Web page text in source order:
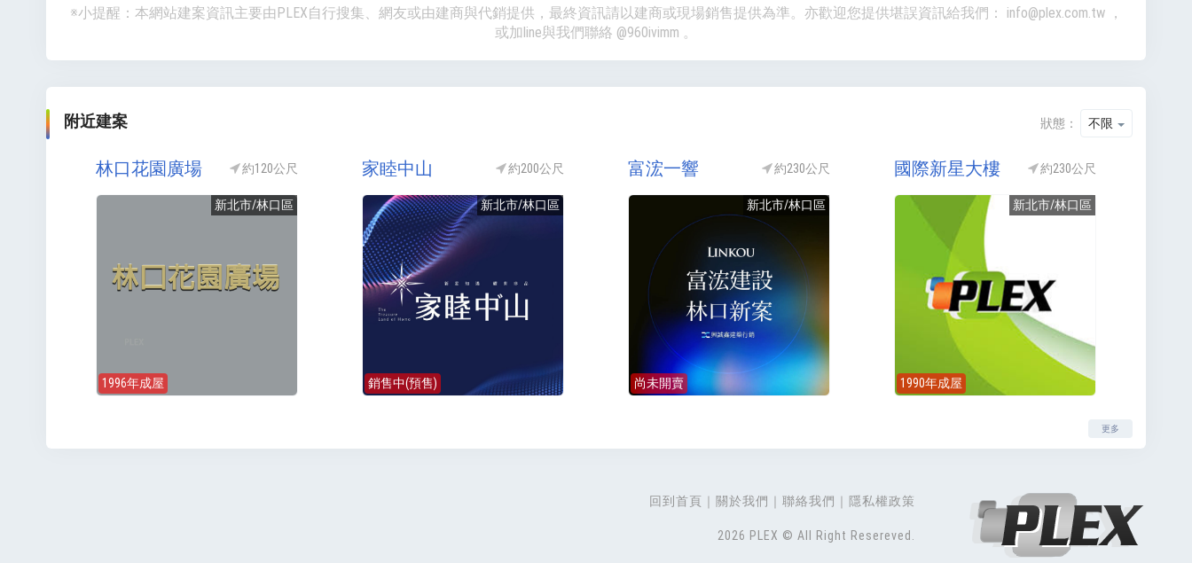
※小提醒：本網站建案資訊主要由PLEX自行搜集、網友或由建商與代銷提供，最終資訊請以建商或現場銷售提供為準。亦歡迎您提供堪誤資訊給我們： info@plex.com.tw，
或加line與我們聯絡 @960ivimm 。
附近建案 狀態： 不限
林口花園廣場 約120公尺
新北市/林口區
1996年成屋
家睦中山 約200公尺
新北市/林口區
銷售中(預售)
富浤一響 約230公尺
新北市/林口區
尚未開賣
國際新星大樓 約230公尺
新北市/林口區
1990年成屋
更多
回到首頁 關於我們 聯絡我們 隱私權政策
2026 PLEX © All Right Resereved.